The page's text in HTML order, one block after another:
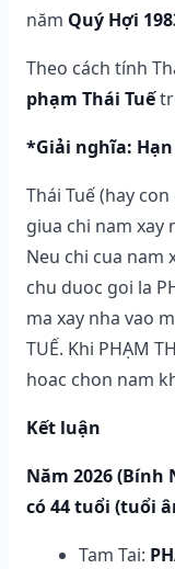
năm Quý Hợi
Theo cách tính
phạm Thái Tuế
*Giải nghĩa:
Thái Tuế (hay
giua chi nam xay
Neu chi cua nam
chu duoc goi la
ma xay nha vao
TUẾ. Khi PHẠM
hoac chon nam
Kết luận
Năm 2026 (Bính
có 44 tuổi (tuổi
Tam Tai: